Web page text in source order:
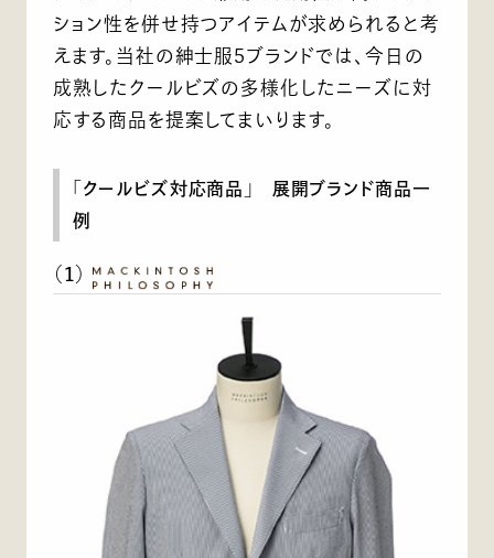
ション性を併せ持つアイテムが求められると考
えます。当社の紳士服5ブランドでは、今日の
成熟したクールビズの多様化したニーズに対
応する商品を提案してまいります。
「クールビズ対応商品」 展開ブランド商品一
例
（1）